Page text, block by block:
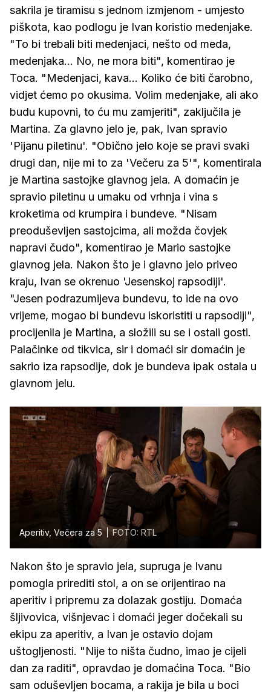
sakrila je tiramisu s jednom izmjenom - umjesto
piškota, kao podlogu je Ivan koristio medenjake.
"To bi trebali biti medenjaci, nešto od meda,
medenjaka... No, ne mora biti", komentirao je
Toca. "Medenjaci, kava... Koliko će biti čarobno,
vidjet ćemo po okusima. Volim medenjake, ali ako
budu kupovni, to ću mu zamjeriti", zaključila je
Martina. Za glavno jelo je, pak, Ivan spravio
'Pijanu piletinu'. "Obično jelo koje se pravi svaki
drugi dan, nije mi to za 'Večeru za 5'", komentirala
je Martina sastojke glavnog jela. A domaćin je
spravio piletinu u umaku od vrhnja i vina s
kroketima od krumpira i bundeve. "Nisam
preoduševljen sastojcima, ali možda čovjek
napravi čudo", komentirao je Mario sastojke
glavnog jela. Nakon što je i glavno jelo priveo
kraju, Ivan se okrenuo 'Jesenskoj rapsodiji'.
"Jesen podrazumijeva bundevu, to ide na ovo
vrijeme, mogao bi bundevu iskoristiti u rapsodiji",
procijenila je Martina, a složili su se i ostali gosti.
Palačinke od tikvica, sir i domaći sir domaćin je
sakrio iza rapsodije, dok je bundeva ipak ostala u
glavnom jelu.
Aperitiv, Večera za 5 FOTO: RTL
Nakon što je spravio jela, supruga je Ivanu
pomogla prirediti stol, a on se orijentirao na
aperitiv i pripremu za dolazak gostiju. Domaća
šljivovica, višnjevac i domaći jeger dočekali su
ekipu za aperitiv, a Ivan je ostavio dojam
uštogljenosti. "Nije to ništa čudno, imao je cijeli
dan za raditi", opravdao je domaćina Toca. "Bio
sam oduševljen bocama, a rakija je bila u boci